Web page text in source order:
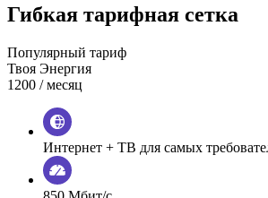
Гибкая тарифная сетка
Популярный тариф
Твоя Энергия
1200 / месяц
Интернет + ТВ для самых